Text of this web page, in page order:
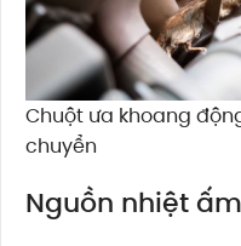
Chuột ưa khoang
chuyển
Nguồn nhiệt